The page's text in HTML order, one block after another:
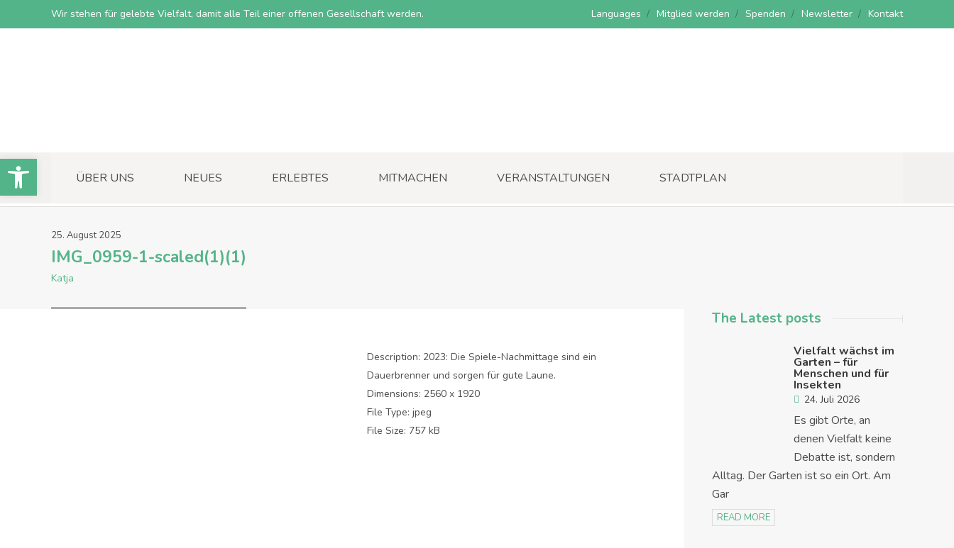
Wir stehen für gelebte Vielfalt, damit alle Teil einer offenen Gesellschaft werden. Languages Mitglied werden Spenden Newsletter Kontakt
ÜBER UNS NEUES ERLEBTES MITMACHEN VERANSTALTUNGEN STADTPLAN
25. August2025
IMG_0959-1-scaled(1)(1)
Katja
Description: 2023: Die Spiele-Nachmittage sind ein
Dauerbrenner und sorgen für gute Laune.
Dimensions: 2560 x 1920
File Type: jpeg
File Size: 757 kB
The Latest posts
Vielfalt wächst im
Garten – für
Menschen und für
Insekten
24. Juli 2026
Es gibt Orte, an
denen Vielfalt keine
Debatte ist, sondern
Alltag. Der Garten ist so ein Ort. Am
Gar
READ MORE
Open toolbar